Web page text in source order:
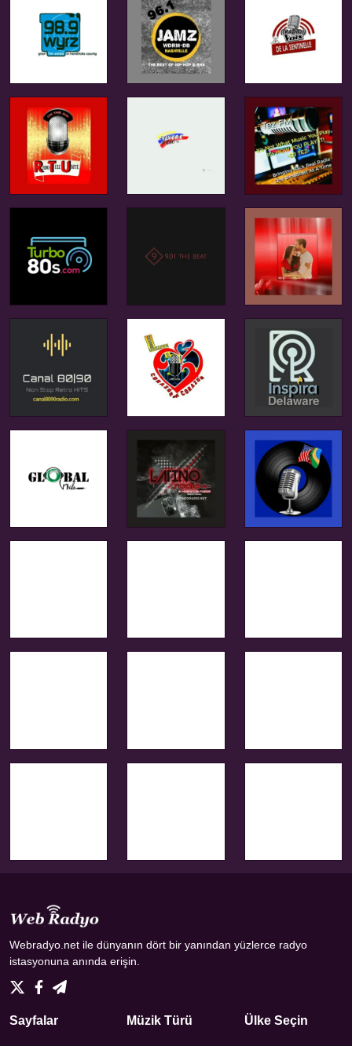
Webradyo.net ile dünyanın dört bir yanından yüzlerce radyo
istasyonuna anında erişin.
Sayfalar Müzik Türü Ülke Seçin